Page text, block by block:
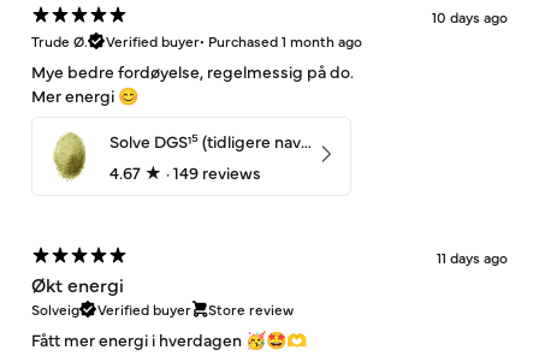
10 days ago
Trude Ø.
Verified buyer• Purchased 1 month ago
Mye bedre fordøyelse, regelmessig på do.
Mer energi 😊
Solve DGS¹⁵ (tidligere navn: UltiMage) – 350g (30 dager)
4.67 ★ ·149 reviews
11 days ago
Økt energi
Solveig Verified buyer Store review
Fått mer energi i hverdagen 🥳🤩🫶